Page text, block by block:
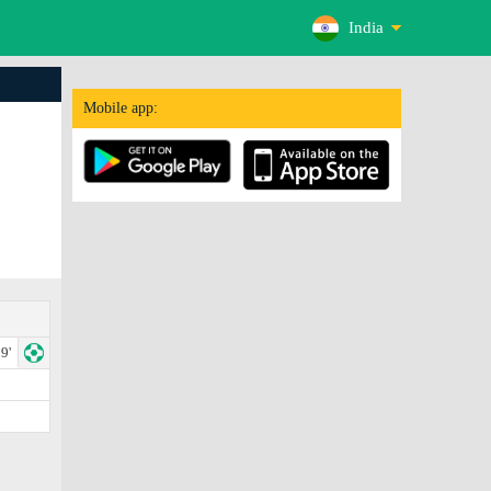
India
Mobile app:
9'